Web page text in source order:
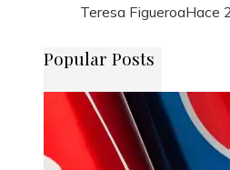
Teresa FigueroaHace
Popular Posts